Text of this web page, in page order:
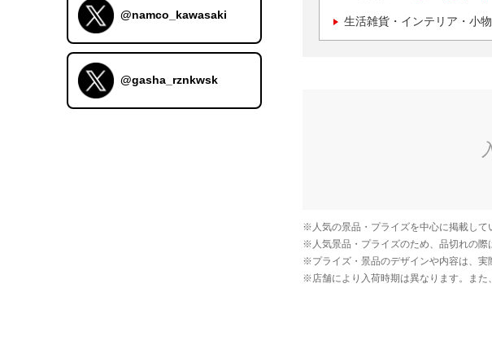
生活雑貨・インテリア・小物
@namco_kawasaki
@gasha_rznkwsk